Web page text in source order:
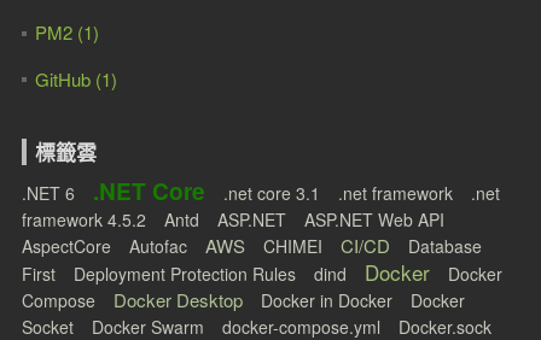
PM2 (1)
GitHub (1)
標籤雲
.NET 6 .NET Core .net core 3.1 .net framework
.net
framework 4.5.2
Antd ASP.NET
ASP.NET Web API
AspectCore
Autofac AWS CHIMEI CI/CD
Database
First
Deployment Protection Rules dind Docker
Docker
Compose
Docker Desktop Docker in Docker
Docker
Socket
Docker Swarm docker-compose.yml
Docker.sock